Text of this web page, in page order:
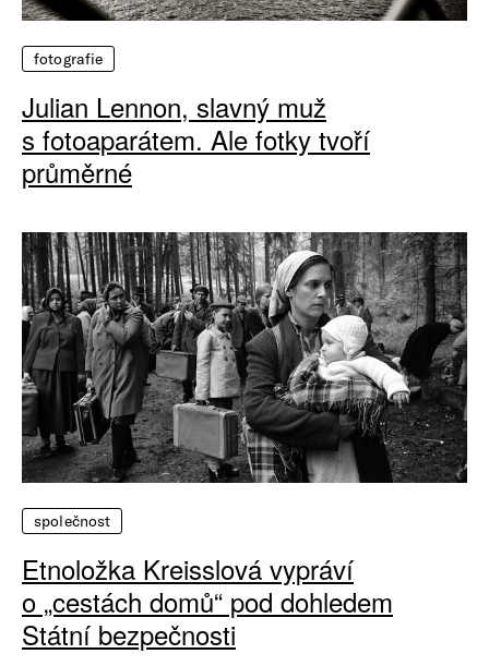
fotografie
Julian Lennon, slavný muž
s fotoaparátem. Ale fotky tvoří
průměrné
společnost
Etnoložka Kreisslová vypráví
o „cestách domů“ pod dohledem
Státní bezpečnosti